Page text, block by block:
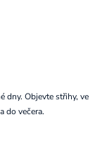
dny. Objevte střihy, ve
do večera.